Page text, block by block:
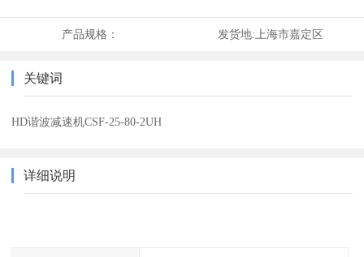
产品规格： 发货地: 上海市嘉定区
关键词
HD谐波减速机CSF-25-80-2UH
详细说明